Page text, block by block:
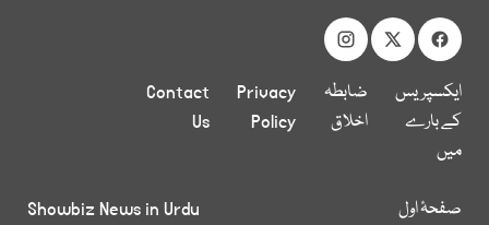
ایکسپریس
کے بارے
میں
ضابطہ
اخلاق
Privacy
Policy
Contact
Us
صفحۂ اول
Showbiz News in Urdu